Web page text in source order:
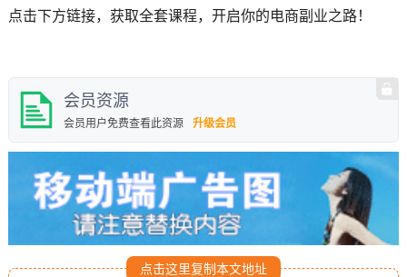
点击下方链接，获取全套课程，开启你的电商副业之路！
会员资源
会员用户免费查看此资源 升级会员
点击这里复制本文地址